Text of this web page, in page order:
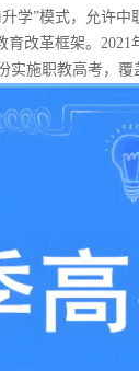
学”模式，允许
改革框架。
实施职教高考，